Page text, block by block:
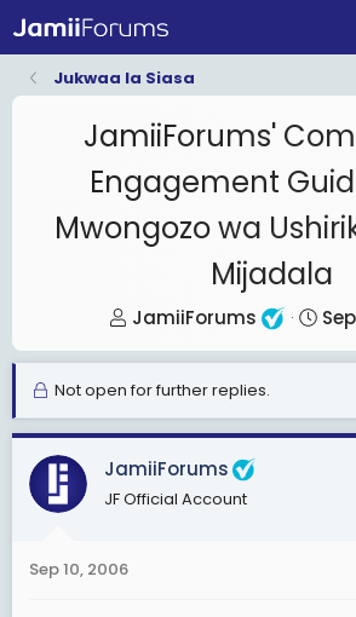
Jukwaa la Siasa
JamiiForums'
Engagement
Mwongozo wa
Mijadala
T
h
e
a
d
s
JamiiForums
S
t
t
Not open for further replies.
JamiiForums
JF Official Account
Sep 10, 2006